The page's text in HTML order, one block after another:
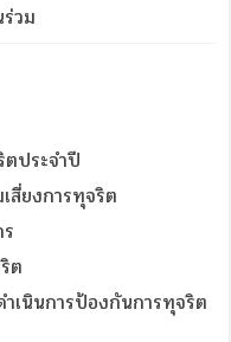
วม
ตประจำปี
สี่ยงการทุจริต
ต
เนินการป้องกันการทุจริต